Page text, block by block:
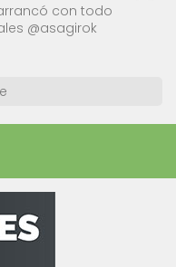
con todo
@asagirok